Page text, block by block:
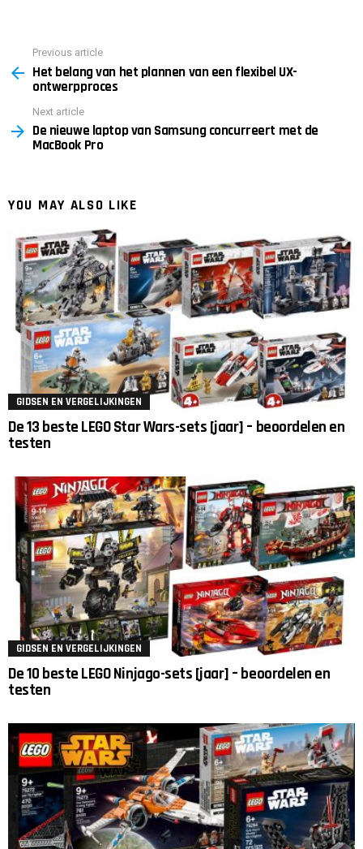
more
Previous article
Het belang van het plannen van een flexibel UX-
ontwerpproces
Next article
De nieuwe laptop van Samsung concurreert met de
MacBook Pro
YOU MAY ALSO LIKE
GIDSEN EN VERGELIJKINGEN
De 13 beste LEGO Star Wars-sets [jaar] – beoordelen en
testen
GIDSEN EN VERGELIJKINGEN
De 10 beste LEGO Ninjago-sets [jaar] – beoordelen en
testen